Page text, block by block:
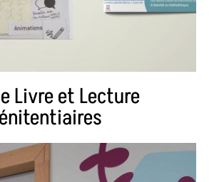
Livre et Lecture